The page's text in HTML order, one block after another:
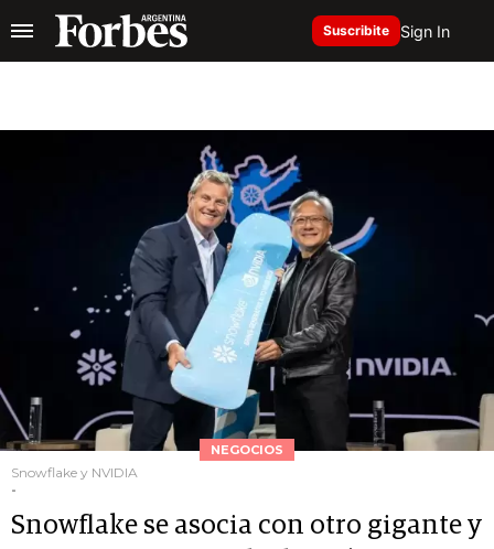
Suscribite Sign In
NEGOCIOS
Snowflake y NVIDIA
-
Snowflake se asocia con otro gigante y